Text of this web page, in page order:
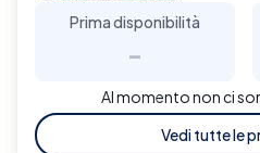
Prima disponibilità
-
Al momento non ci
Vedi tutte le